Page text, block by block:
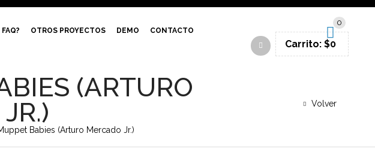
FAQ? OTROS PROYECTOS DEMO CONTACTO
0
Carrito: $0
(ARTURO
Babies (Arturo Mercado Jr.)
Volver